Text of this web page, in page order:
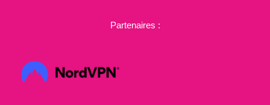
Partenaires :